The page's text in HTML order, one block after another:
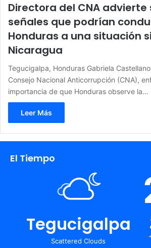
Directora del CNA advierte
señales que podrían
Honduras a una situación
Nicaragua
Tegucigalpa, Honduras Gabriela
Consejo Nacional Anticorrupción (CNA),
importancia de que Honduras observe la…
Leer Más
El Tiempo
Tegucigalpa
Scattered Clouds